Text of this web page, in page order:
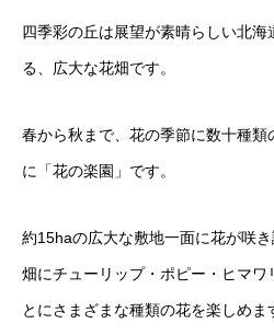
四季彩の丘は展望が素晴らしい北
る、広大な花畑です。
春から秋まで、花の季節に数十種類
に「花の楽園」です。
約15haの広大な敷地一面に花が咲
畑にチューリップ・ポピー・ヒマ
とにさまざまな種類の花を楽しめま